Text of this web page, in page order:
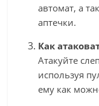
автомат, а
аптечки.
Как
Атакуйте
используя
ему как